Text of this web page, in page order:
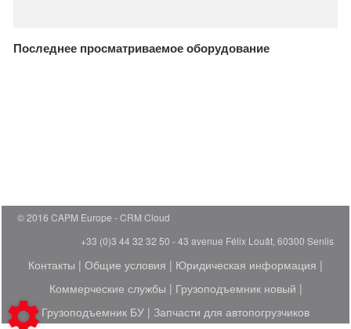
Последнее просматриваемое оборудование
© 2016 CAPM Europe
CRM Cloud
+33 (0)3 44 32 32 50 - 43 avenue Félix Louât, 60300 Senlis
Контакты | Общие условия | Юридическая информация |
Коммерческие службы | Грузоподъемник новый |
Грузоподъемник БУ | Запчасти для автопогрузчиков